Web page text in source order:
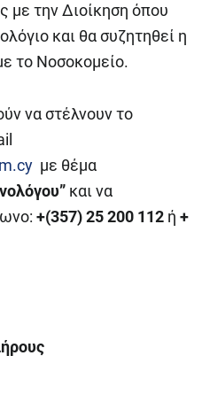
με την Διοίκηση όπου
και θα συζητηθεί η
το Νοσοκομείο.
να στέλνουν το
με θέμα
και να
+(357) 25 200 112 ή +